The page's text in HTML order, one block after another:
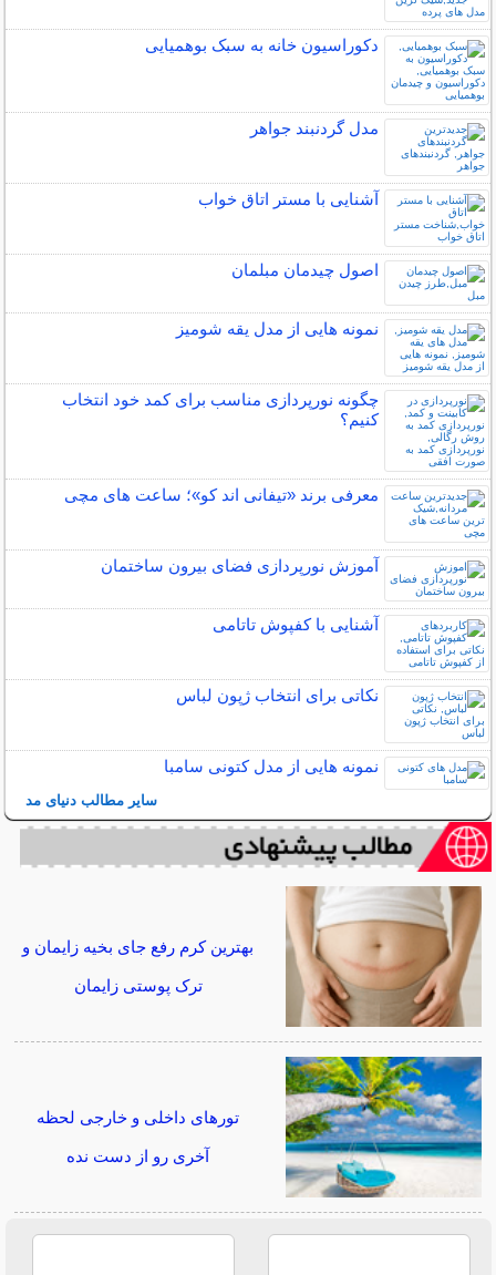
دکوراسیون خانه به سبک بوهمیایی
مدل گردنبند جواهر
آشنایی با مستر اتاق خواب
اصول چیدمان مبلمان
نمونه هایی از مدل یقه شومیز
چگونه نورپردازی مناسب برای کمد خود انتخاب
کنیم؟
معرفی برند «تیفانی اند کو»؛ ساعت های مچی
آموزش نورپردازی فضای بیرون ساختمان
آشنایی با کفپوش تاتامی
نکاتی برای انتخاب ژپون لباس
نمونه هایی از مدل کتونی سامبا
سایر مطالب دنیای مد
بهترین کرم رفع جای بخیه زایمان و
ترک پوستی زایمان
تورهای داخلی و خارجی لحظه
آخری رو از دست نده